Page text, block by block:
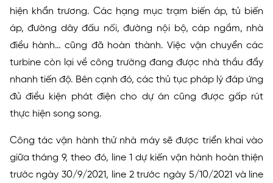
hiện khẩn trương. Các hạng mục trạm biến áp, tủ biến
áp, đường dây đấu nối, đường nội bộ, cáp ngầm, nhà
điều hành… cũng đã hoàn thành. Việc vận chuyển các
turbine còn lại về công trường đang được nhà thầu đẩy
nhanh tiến độ. Bên cạnh đó, các thủ tục pháp lý đáp ứng
đủ điều kiện phát điện cho dự án cũng được gấp rút
thực hiện song song.
Công tác vận hành thử nhà máy sẽ được triển khai vào
giữa tháng 9, theo đó, line 1 dự kiến vận hành hoàn thiện
trước ngày 30/9/2021, line 2 trước ngày 5/10/2021 và line